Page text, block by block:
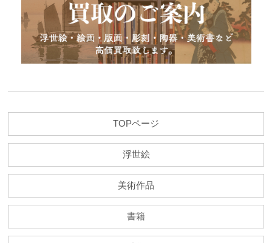
TOPページ
浮世絵
美術作品
書籍